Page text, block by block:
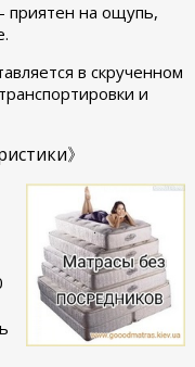
приятен на ощупь,
в скрученном
и
》